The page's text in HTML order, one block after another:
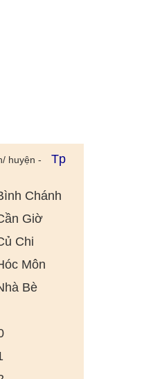
huyện -
Tp
Chánh
Giờ
Chi
Môn
Bè